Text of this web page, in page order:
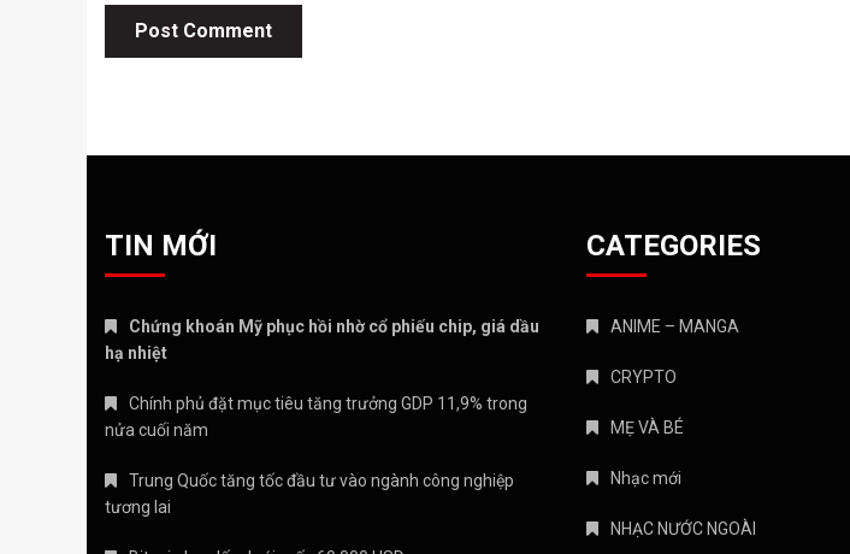
TIN MỚI
Chứng khoán Mỹ phục hồi nhờ cổ phiếu chip, giá dầu
hạ nhiệt
Chính phủ đặt mục tiêu tăng trưởng GDP 11,9% trong
nửa cuối năm
Trung Quốc tăng tốc đầu tư vào ngành công nghiệp
tương lai
CATEGORIES
ANIME – MANGA
CRYPTO
MẸ VÀ BÉ
Nhạc mới
NHẠC NƯỚC NGOÀI